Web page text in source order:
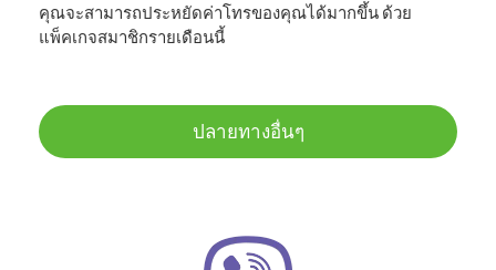
คุณจะสามารถประหยัดค่าโทรของคุณได้มากขึ้น ด้วย
แพ็คเกจสมาชิกรายเดือนนี้
ปลายทางอื่นๆ